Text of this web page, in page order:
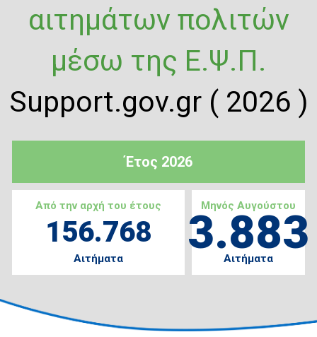
Έτος 2026
Από την αρχή του έτους
156.768
Αιτήματα
Μηνός Αυγούστου
3.883
Αιτήματα
αιτημάτων πολιτών
μέσω της Ε.Ψ.Π.
Support.gov.gr ( 2026 )